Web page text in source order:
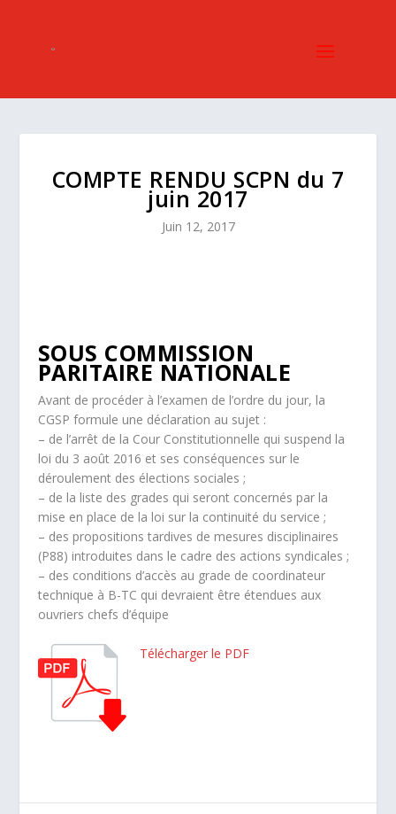
COMPTE RENDU SCPN du 7
juin 2017
Juin 12, 2017
SOUS COMMISSION
PARITAIRE NATIONALE
Avant de procéder à l’examen de l’ordre du jour, la
CGSP formule une déclaration au sujet :
– de l’arrêt de la Cour Constitutionnelle qui suspend la
loi du 3 août 2016 et ses conséquences sur le
déroulement des élections sociales ;
– de la liste des grades qui seront concernés par la
mise en place de la loi sur la continuité du service ;
– des propositions tardives de mesures disciplinaires
(P88) introduites dans le cadre des actions syndicales ;
– des conditions d’accès au grade de coordinateur
technique à B-TC qui devraient être étendues aux
ouvriers chefs d’équipe
Télécharger le PDF